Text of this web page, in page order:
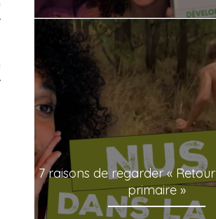
7 raisons de regarder « Retour
primaire »